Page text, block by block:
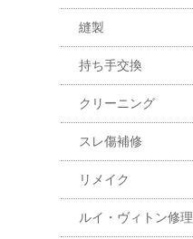
縫製
持ち手交換
クリーニング
スレ傷補修
リメイク
ルイ・ヴィトン修理